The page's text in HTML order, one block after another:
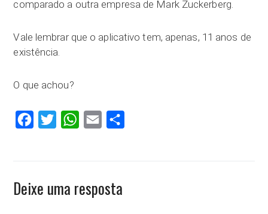
comparado a outra empresa de Mark Zuckerberg.
Vale lembrar que o aplicativo tem, apenas, 11 anos de
existência.
O que achou?
FacebookTwitter WhatsApp
Email
Deixe uma resposta